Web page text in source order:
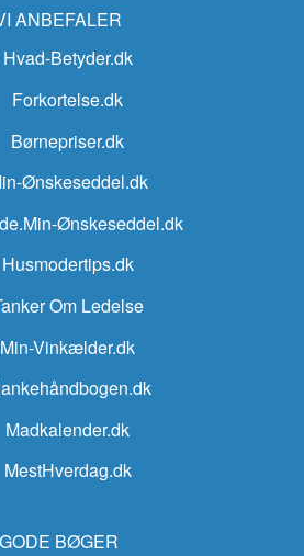
ANBEFALER
Hvad-Betyder.dk
Forkortelse.dk
Børnepriser.dk
Ønskeseddel.dk
Ønskeseddel.dk
Husmodertips.dk
Om Ledelse
Min-Vinkælder.dk
Madkalender.dk
MestHverdag.dk
GODE BØGER